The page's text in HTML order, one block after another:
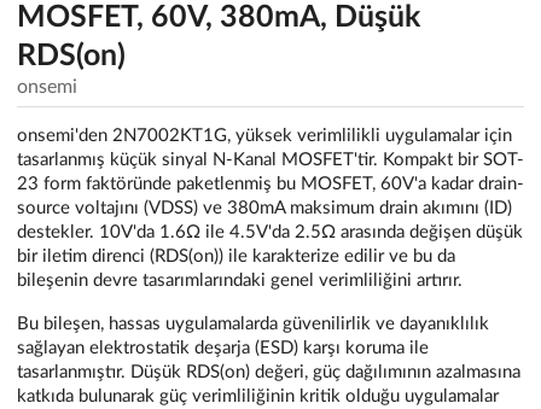
MOSFET, 60V, 380mA, Düşük
RDS(on)
onsemi
onsemi'den 2N7002KT1G, yüksek verimlilikli uygulamalar için
tasarlanmış küçük sinyal N-Kanal MOSFET'tir. Kompakt bir SOT-
23 form faktöründe paketlenmiş bu MOSFET, 60V'a kadar drain-
source voltajını (VDSS) ve 380mA maksimum drain akımını (ID)
destekler. 10V'da 1.6Ω ile 4.5V'da 2.5Ω arasında değişen düşük
bir iletim direnci (RDS(on)) ile karakterize edilir ve bu da
bileşenin devre tasarımlarındaki genel verimliliğini artırır.
Bu bileşen, hassas uygulamalarda güvenilirlik ve dayanıklılık
sağlayan elektrostatik deşarja (ESD) karşı koruma ile
tasarlanmıştır. Düşük RDS(on) değeri, güç dağılımının azalmasına
katkıda bulunarak güç verimliliğinin kritik olduğu uygulamalar